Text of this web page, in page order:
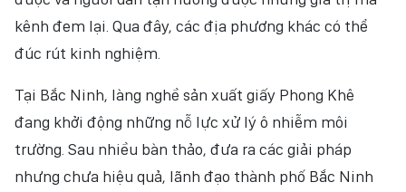
kênh đem lại. Qua đây, các địa phương khác có thể
đúc rút kinh nghiệm.
Tại Bắc Ninh, làng nghề sản xuất giấy Phong Khê
đang khởi động những nỗ lực xử lý ô nhiễm môi
trường. Sau nhiều bàn thảo, đưa ra các giải pháp
nhưng chưa hiệu quả, lãnh đạo thành phố Bắc Ninh